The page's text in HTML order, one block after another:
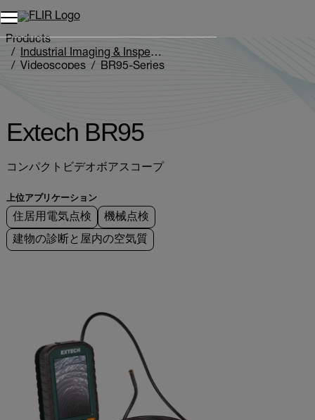
Products
Industrial Imaging & Inspection
Videoscopes
BR95-Series
Extech BR95
コンパクトビデオボアスコープ
上位アプリケーション
住居用電気点検
機械点検
建物の診断と屋内の空気質